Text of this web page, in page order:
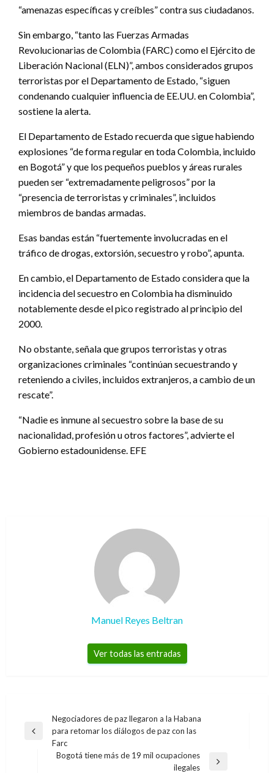
“amenazas específicas y creíbles” contra sus ciudadanos.
Sin embargo, “tanto las Fuerzas Armadas
Revolucionarias de Colombia (FARC) como el Ejército de
Liberación Nacional (ELN)”, ambos considerados grupos
terroristas por el Departamento de Estado, “siguen
condenando cualquier influencia de EE.UU. en Colombia”,
sostiene la alerta.
El Departamento de Estado recuerda que sigue habiendo
explosiones “de forma regular en toda Colombia, incluido
en Bogotá” y que los pequeños pueblos y áreas rurales
pueden ser “extremadamente peligrosos” por la
“presencia de terroristas y criminales”, incluidos
miembros de bandas armadas.
Esas bandas están “fuertemente involucradas en el
tráfico de drogas, extorsión, secuestro y robo”, apunta.
En cambio, el Departamento de Estado considera que la
incidencia del secuestro en Colombia ha disminuido
notablemente desde el pico registrado al principio del
2000.
No obstante, señala que grupos terroristas y otras
organizaciones criminales “continúan secuestrando y
reteniendo a civiles, incluidos extranjeros, a cambio de un
rescate”.
“Nadie es inmune al secuestro sobre la base de su
nacionalidad, profesión u otros factores”, advierte el
Gobierno estadounidense. EFE
Manuel Reyes Beltran
Ver todas las entradas
Navegación
de
entradas
Entrada
anterior
Negociadores de paz llegaron a la Habana
para retomar los diálogos de paz con las
Farc
Bogotá tiene más de 19 mil ocupaciones
ilegales